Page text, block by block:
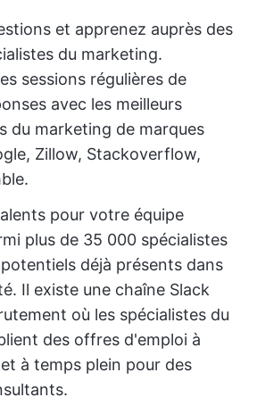
et apprenez auprès des
du marketing.
sessions régulières de
avec les meilleurs
du marketing de marques
Zillow, Stackoverflow,
pour votre équipe
plus de 35 000 spécialistes
déjà présents dans
Il existe une chaîne Slack
où les spécialistes du
des offres d'emploi à
à temps plein pour des